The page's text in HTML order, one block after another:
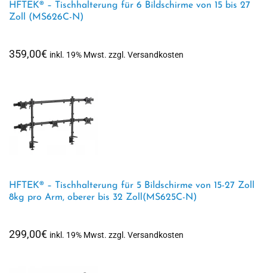
HFTEK® – Tischhalterung für 6 Bildschirme von 15 bis 27
Zoll (MS626C-N)
359,00€ inkl. 19% Mwst. zzgl. Versandkosten
HFTEK® – Tischhalterung für 5 Bildschirme von 15-27 Zoll
8kg pro Arm, oberer bis 32 Zoll(MS625C-N)
299,00€ inkl. 19% Mwst. zzgl. Versandkosten